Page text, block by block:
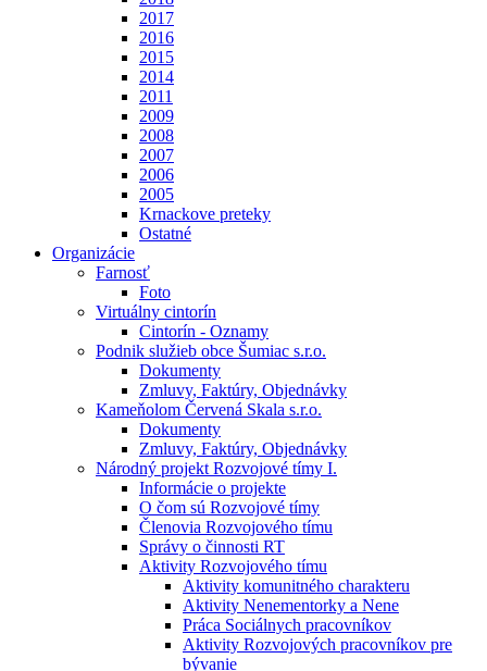
2017
2016
2015
2014
2011
2009
2008
2007
2006
2005
Krnackove preteky
Ostatné
Organizácie
Farnosť
Foto
Virtuálny cintorín
Cintorín - Oznamy
Podnik služieb obce Šumiac s.r.o.
Dokumenty
Zmluvy, Faktúry, Objednávky
Kameňolom Červená Skala s.r.o.
Dokumenty
Zmluvy, Faktúry, Objednávky
Národný projekt Rozvojové tímy I.
Informácie o projekte
O čom sú Rozvojové tímy
Členovia Rozvojového tímu
Správy o činnosti RT
Aktivity Rozvojového tímu
Aktivity komunitného charakteru
Aktivity Nenementorky a Nene
Práca Sociálnych pracovníkov
Aktivity Rozvojových pracovníkov pre
bývanie